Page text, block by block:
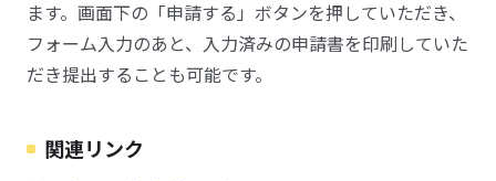
ます。画面下の「申請する」ボタンを押していただき、
フォーム入力のあと、入力済みの申請書を印刷していた
だき提出することも可能です。
関連リンク